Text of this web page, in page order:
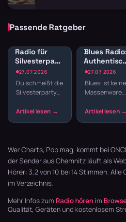
Passende Ratgeber
27.07.2026
Radio für
Silvesterparty:
Die besten
Sender für
den
Jahreswechsel
Du schmeißt die
Silvesterparty
den ganzen
läuft dur…
27.07.2026
Blues
Blues-
online hören
Blues ist keine
Massenware.
von echten
die m…
Wer Charts, Pop mag, kommt bei
der Sender aus Chemnitz läuft als
Hörer: 3,2 von 10 bei 14 Stimmen. Alle
im Verzeichnis.
Mehr Infos zum Radio hören im
Qualität, Geräten und kostenlosem